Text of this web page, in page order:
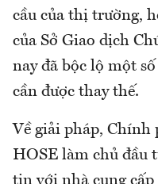
cầu của thị trường,
của Sở Giao dịch
nay đã bộc lộ một
cần được thay thế.
Về giải pháp, Chính
HOSE làm chủ đầu